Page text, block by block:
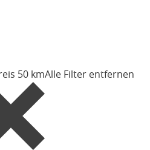
50 kmAlle Filter entfernen